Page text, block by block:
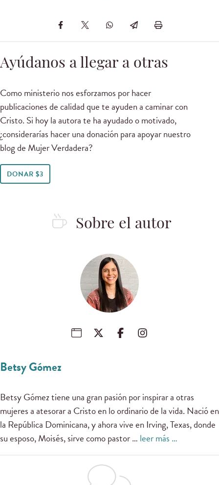
Ayúdanos a llegar a otras
Como ministerio nos esforzamos por hacer
publicaciones de calidad que te ayuden a caminar con
Cristo. Si hoy la autora te ha ayudado o motivado,
¿considerarías hacer una donación para apoyar nuestro
blog de Mujer Verdadera?
DONAR $3
Sobre el autor
Betsy Gómez
Betsy Gómez tiene una gran pasión por inspirar a otras
mujeres a atesorar a Cristo en lo ordinario de la vida. Nació en
la República Dominicana, y ahora vive en Irving, Texas, donde
su esposo, Moisés, sirve como pastor … leer más …